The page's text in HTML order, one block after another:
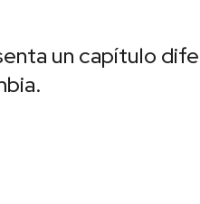
un capítulo